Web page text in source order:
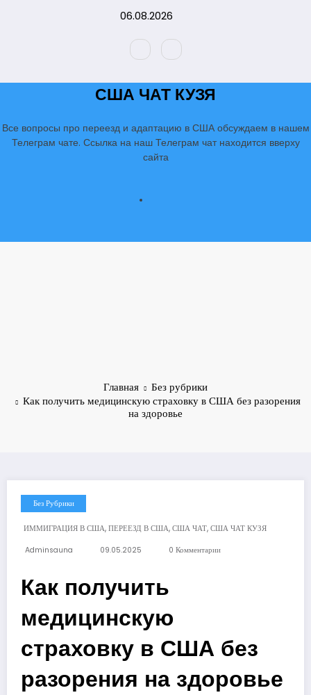
06.08.2026
США ЧАТ КУЗЯ
Все вопросы про переезд и адаптацию в США обсуждаем в нашем
Телеграм чате. Ссылка на наш Телеграм чат находится вверху
сайта
Главная
Без рубрики
Как получить медицинскую страховку в США без разорения
на здоровье
Без Рубрики
ИММИГРАЦИЯ В США, ПЕРЕЕЗД В США, США ЧАТ, США ЧАТ КУЗЯ
Adminsauna 09.05.2025 0 Комментарии
Как получить
медицинскую
страховку в США без
разорения на здоровье